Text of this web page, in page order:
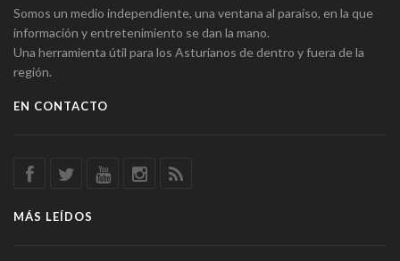
Somos un medio independiente, una ventana al paraíso, en la que
información y entretenimiento se dan la mano.
Una herramienta útil para los Asturianos de dentro y fuera de la
región.
EN CONTACTO
MÁS LEÍDOS